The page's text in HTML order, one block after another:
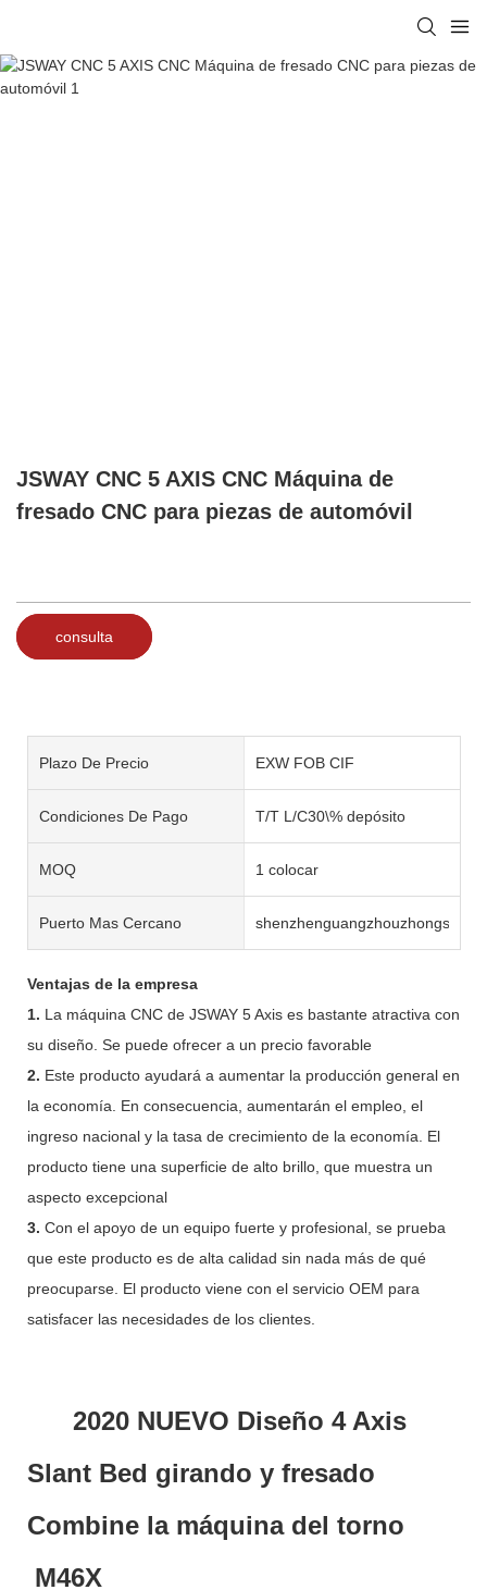
JSWAY CNC 5 AXIS CNC Máquina de
fresado CNC para piezas de automóvil
consulta
Plazo De Precio EXW FOB CIF
Condiciones De Pago T/T L/C30\% depósito
MOQ 1 colocar
Puerto Mas Cercano shenzhenguangzhouzhongshan
Ventajas de la empresa
1. La máquina CNC de JSWAY 5 Axis es bastante atractiva con
su diseño. Se puede ofrecer a un precio favorable
2. Este producto ayudará a aumentar la producción general en
la economía. En consecuencia, aumentarán el empleo, el
ingreso nacional y la tasa de crecimiento de la economía. El
producto tiene una superficie de alto brillo, que muestra un
aspecto excepcional
3. Con el apoyo de un equipo fuerte y profesional, se prueba
que este producto es de alta calidad sin nada más de qué
preocuparse. El producto viene con el servicio OEM para
satisfacer las necesidades de los clientes.
2020 NUEVO Diseño 4 Axis
Slant Bed girando y fresado
Combine la máquina del torno
M46X